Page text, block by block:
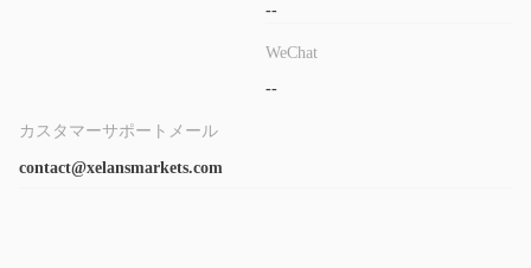
--
WeChat
--
カスタマーサポートメール
contact@xelansmarkets.com